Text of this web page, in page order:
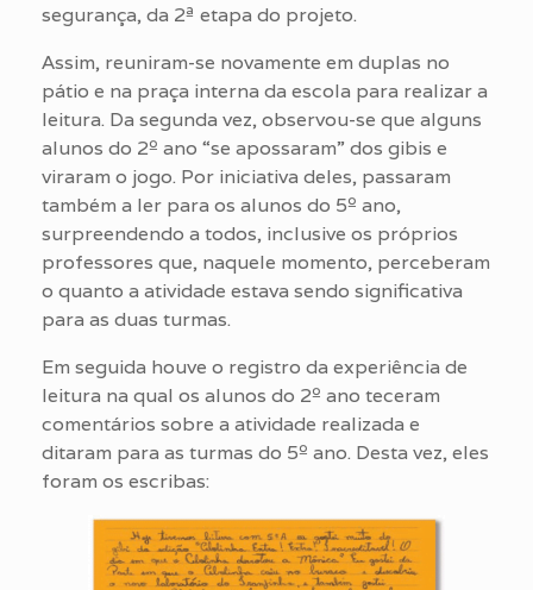
segurança, da 2ª etapa do projeto.
Assim, reuniram-se novamente em duplas no
pátio e na praça interna da escola para realizar a
leitura. Da segunda vez, observou-se que alguns
alunos do 2º ano “se apossaram” dos gibis e
viraram o jogo. Por iniciativa deles, passaram
também a ler para os alunos do 5º ano,
surpreendendo a todos, inclusive os próprios
professores que, naquele momento, perceberam
o quanto a atividade estava sendo significativa
para as duas turmas.
Em seguida houve o registro da experiência de
leitura na qual os alunos do 2º ano teceram
comentários sobre a atividade realizada e
ditaram para as turmas do 5º ano. Desta vez, eles
foram os escribas: